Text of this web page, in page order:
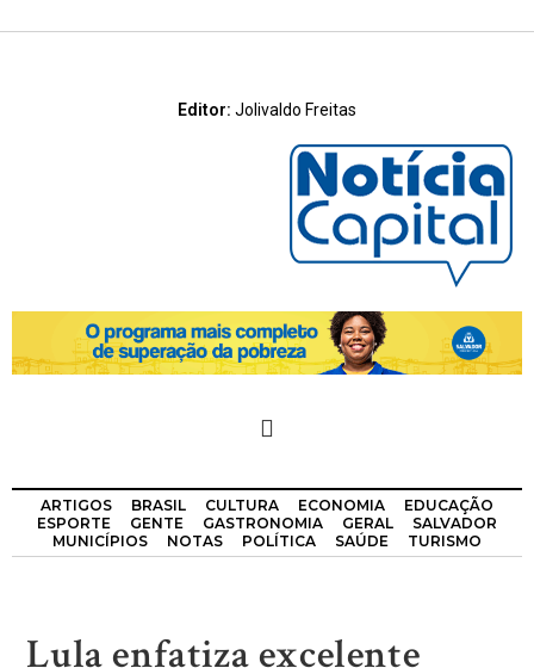
Editor: Jolivaldo Freitas
ARTIGOS BRASIL CULTURA ECONOMIA
EDUCAÇÃO
ESPORTE
GENTE GASTRONOMIA GERAL
SALVADOR
MUNICÍPIOS
NOTAS POLÍTICA SAÚDE TURISMO
Lula enfatiza excelente